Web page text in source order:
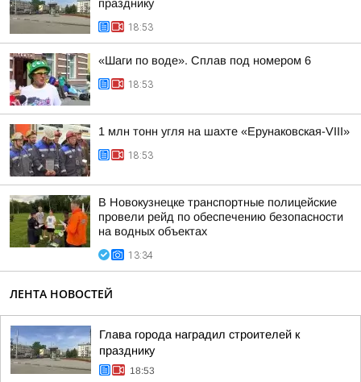
празднику
18:53
«Шаги по воде». Сплав под номером 6
18:53
1 млн тонн угля на шахте «Ерунаковская-VIII»
18:53
В Новокузнецке транспортные полицейские
провели рейд по обеспечению безопасности
на водных объектах
13:34
ЛЕНТА НОВОСТЕЙ
Глава города наградил строителей к
празднику
18:53